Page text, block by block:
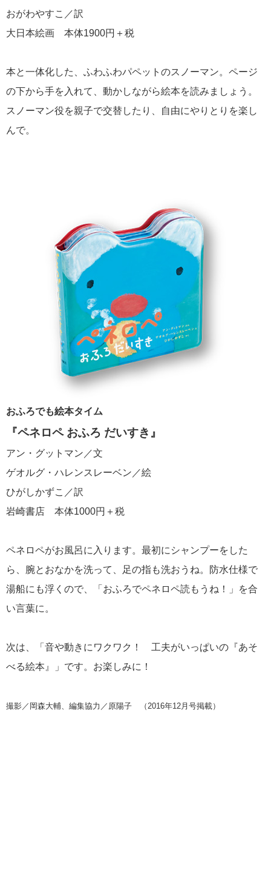
おがわやすこ／訳
大日本絵画 本体1900円＋税
本と一体化した、ふわふわパペットのスノーマン。ページ
の下から手を入れて、動かしながら絵本を読みましょう。
スノーマン役を親子で交替したり、自由にやりとりを楽し
んで。
おふろでも絵本タイム
『ペネロペ おふろ だいすき』
アン・グットマン／文
ゲオルグ・ハレンスレーベン／絵
ひがしかずこ／訳
岩崎書店 本体1000円＋税
ペネロペがお風呂に入ります。最初にシャンプーをした
ら、腕とおなかを洗って、足の指も洗おうね。防水仕様で
湯船にも浮くので、「おふろでペネロペ読もうね！」を合
い言葉に。
次は、「音や動きにワクワク！ 工夫がいっぱいの『あそ
べる絵本』」です。お楽しみに！
撮影／岡森大輔、編集協力／原陽子 （2016年12月号掲載）